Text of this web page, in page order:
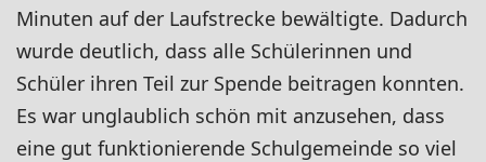
Minuten auf der Laufstrecke bewältigte. Dadurch
wurde deutlich, dass alle Schülerinnen und
Schüler ihren Teil zur Spende beitragen konnten.
Es war unglaublich schön mit anzusehen, dass
eine gut funktionierende Schulgemeinde so viel